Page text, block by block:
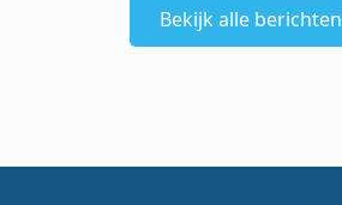
Bekijk alle berichten